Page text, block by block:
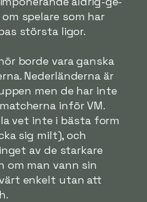
spelare som har
största ligor.
borde vara ganska
Nederländerna är
men de har inte
inför VM.
vet inte i bästa form
sig milt), och
av de starkare
om man vann sin
enkelt utan att